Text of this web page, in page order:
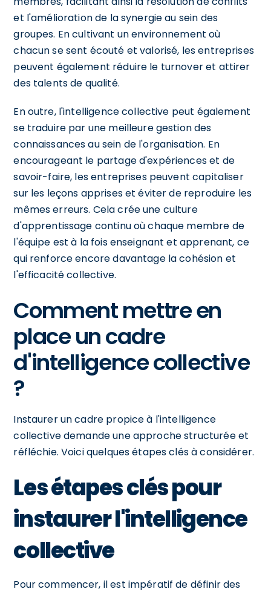
et l'amélioration de la synergie au sein des
groupes. En cultivant un environnement où
chacun se sent écouté et valorisé, les entreprises
peuvent également réduire le turnover et attirer
des talents de qualité.
En outre, l'intelligence collective peut également
se traduire par une meilleure gestion des
connaissances au sein de l'organisation. En
encourageant le partage d'expériences et de
savoir-faire, les entreprises peuvent capitaliser
sur les leçons apprises et éviter de reproduire les
mêmes erreurs. Cela crée une culture
d'apprentissage continu où chaque membre de
l'équipe est à la fois enseignant et apprenant, ce
qui renforce encore davantage la cohésion et
l'efficacité collective.
Comment mettre en
place un cadre
d'intelligence collective
?
Instaurer un cadre propice à l'intelligence
collective demande une approche structurée et
réfléchie. Voici quelques étapes clés à considérer.
Les étapes clés pour
instaurer l'intelligence
collective
Pour commencer, il est impératif de définir des